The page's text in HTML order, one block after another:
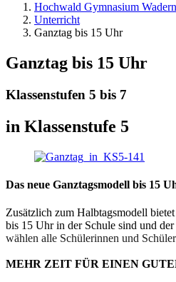
Hochwald Gymnasium Wadern
Unterricht
Ganztag bis 15 Uhr
Ganztag bis 15 Uhr
Klassenstufen 5 bis 7
in Klassenstufe 5
Das neue Ganztagsmodell bis 15
Zusätzlich zum Halbtagsmodell
bis 15 Uhr in der Schule sind und
wählen alle Schülerinnen und
MEHR ZEIT FÜR EINEN